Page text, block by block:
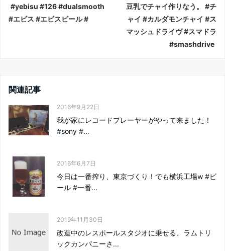
#yebisu #126 #dualsmooth
#エビス #エビスビール #
豆乳でチャイ作りなう。 #チ
ャイ #カルダモンチャイ #ス
マッシュドライヴ #スマドラ
#smashdrive
関連記事
2016年9月22日
我が家にレコードプレーヤーがやって来ました！
#sony #...
2016年6月7日
今日は一番搾り、東京づくり！でも横浜工場w #ビ
ール #一番...
2019年11月30日
改造中のレスポールスタジオに乗せる、ラムトリ
ックカンパニーさ...